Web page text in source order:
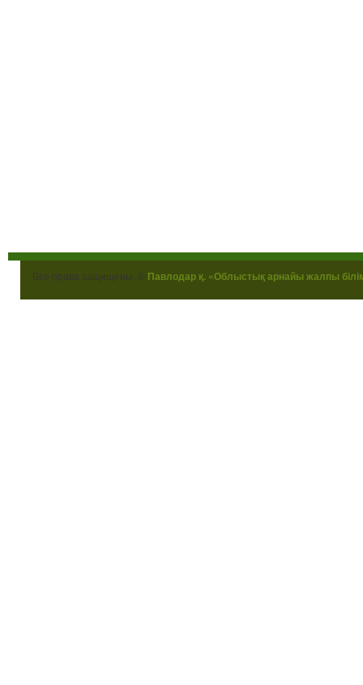
Все права защищены. © Павлодар қ. «Облыстық арнайы жалпы